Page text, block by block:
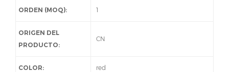
ORDEN (MOQ): 1
ORIGEN DEL
PRODUCTO:
CN
COLOR: red